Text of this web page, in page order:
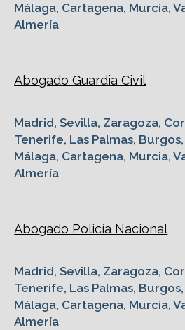
Málaga, Cartagena, Murcia,
Almería
Abogado Guardia Civil
Madrid, Sevilla, Zaragoza,
Tenerife, Las Palmas,
Málaga, Cartagena, Murcia,
Almería
Abogado Policía Nacional
Madrid, Sevilla, Zaragoza,
Tenerife, Las Palmas,
Málaga, Cartagena, Murcia,
Almería